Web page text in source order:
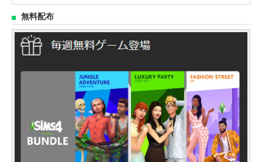
C)」には購入特典が付属
無料配布